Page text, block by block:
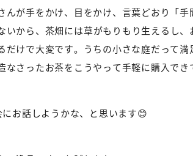
んが手をかけ、目をかけ、言葉どおり「
いから、茶畑には草がもりもり生えるし
だけで大変です。うちの小さな庭だって満
さったお茶をこうやって手軽に購入でき
お話しようかな、と思います😊